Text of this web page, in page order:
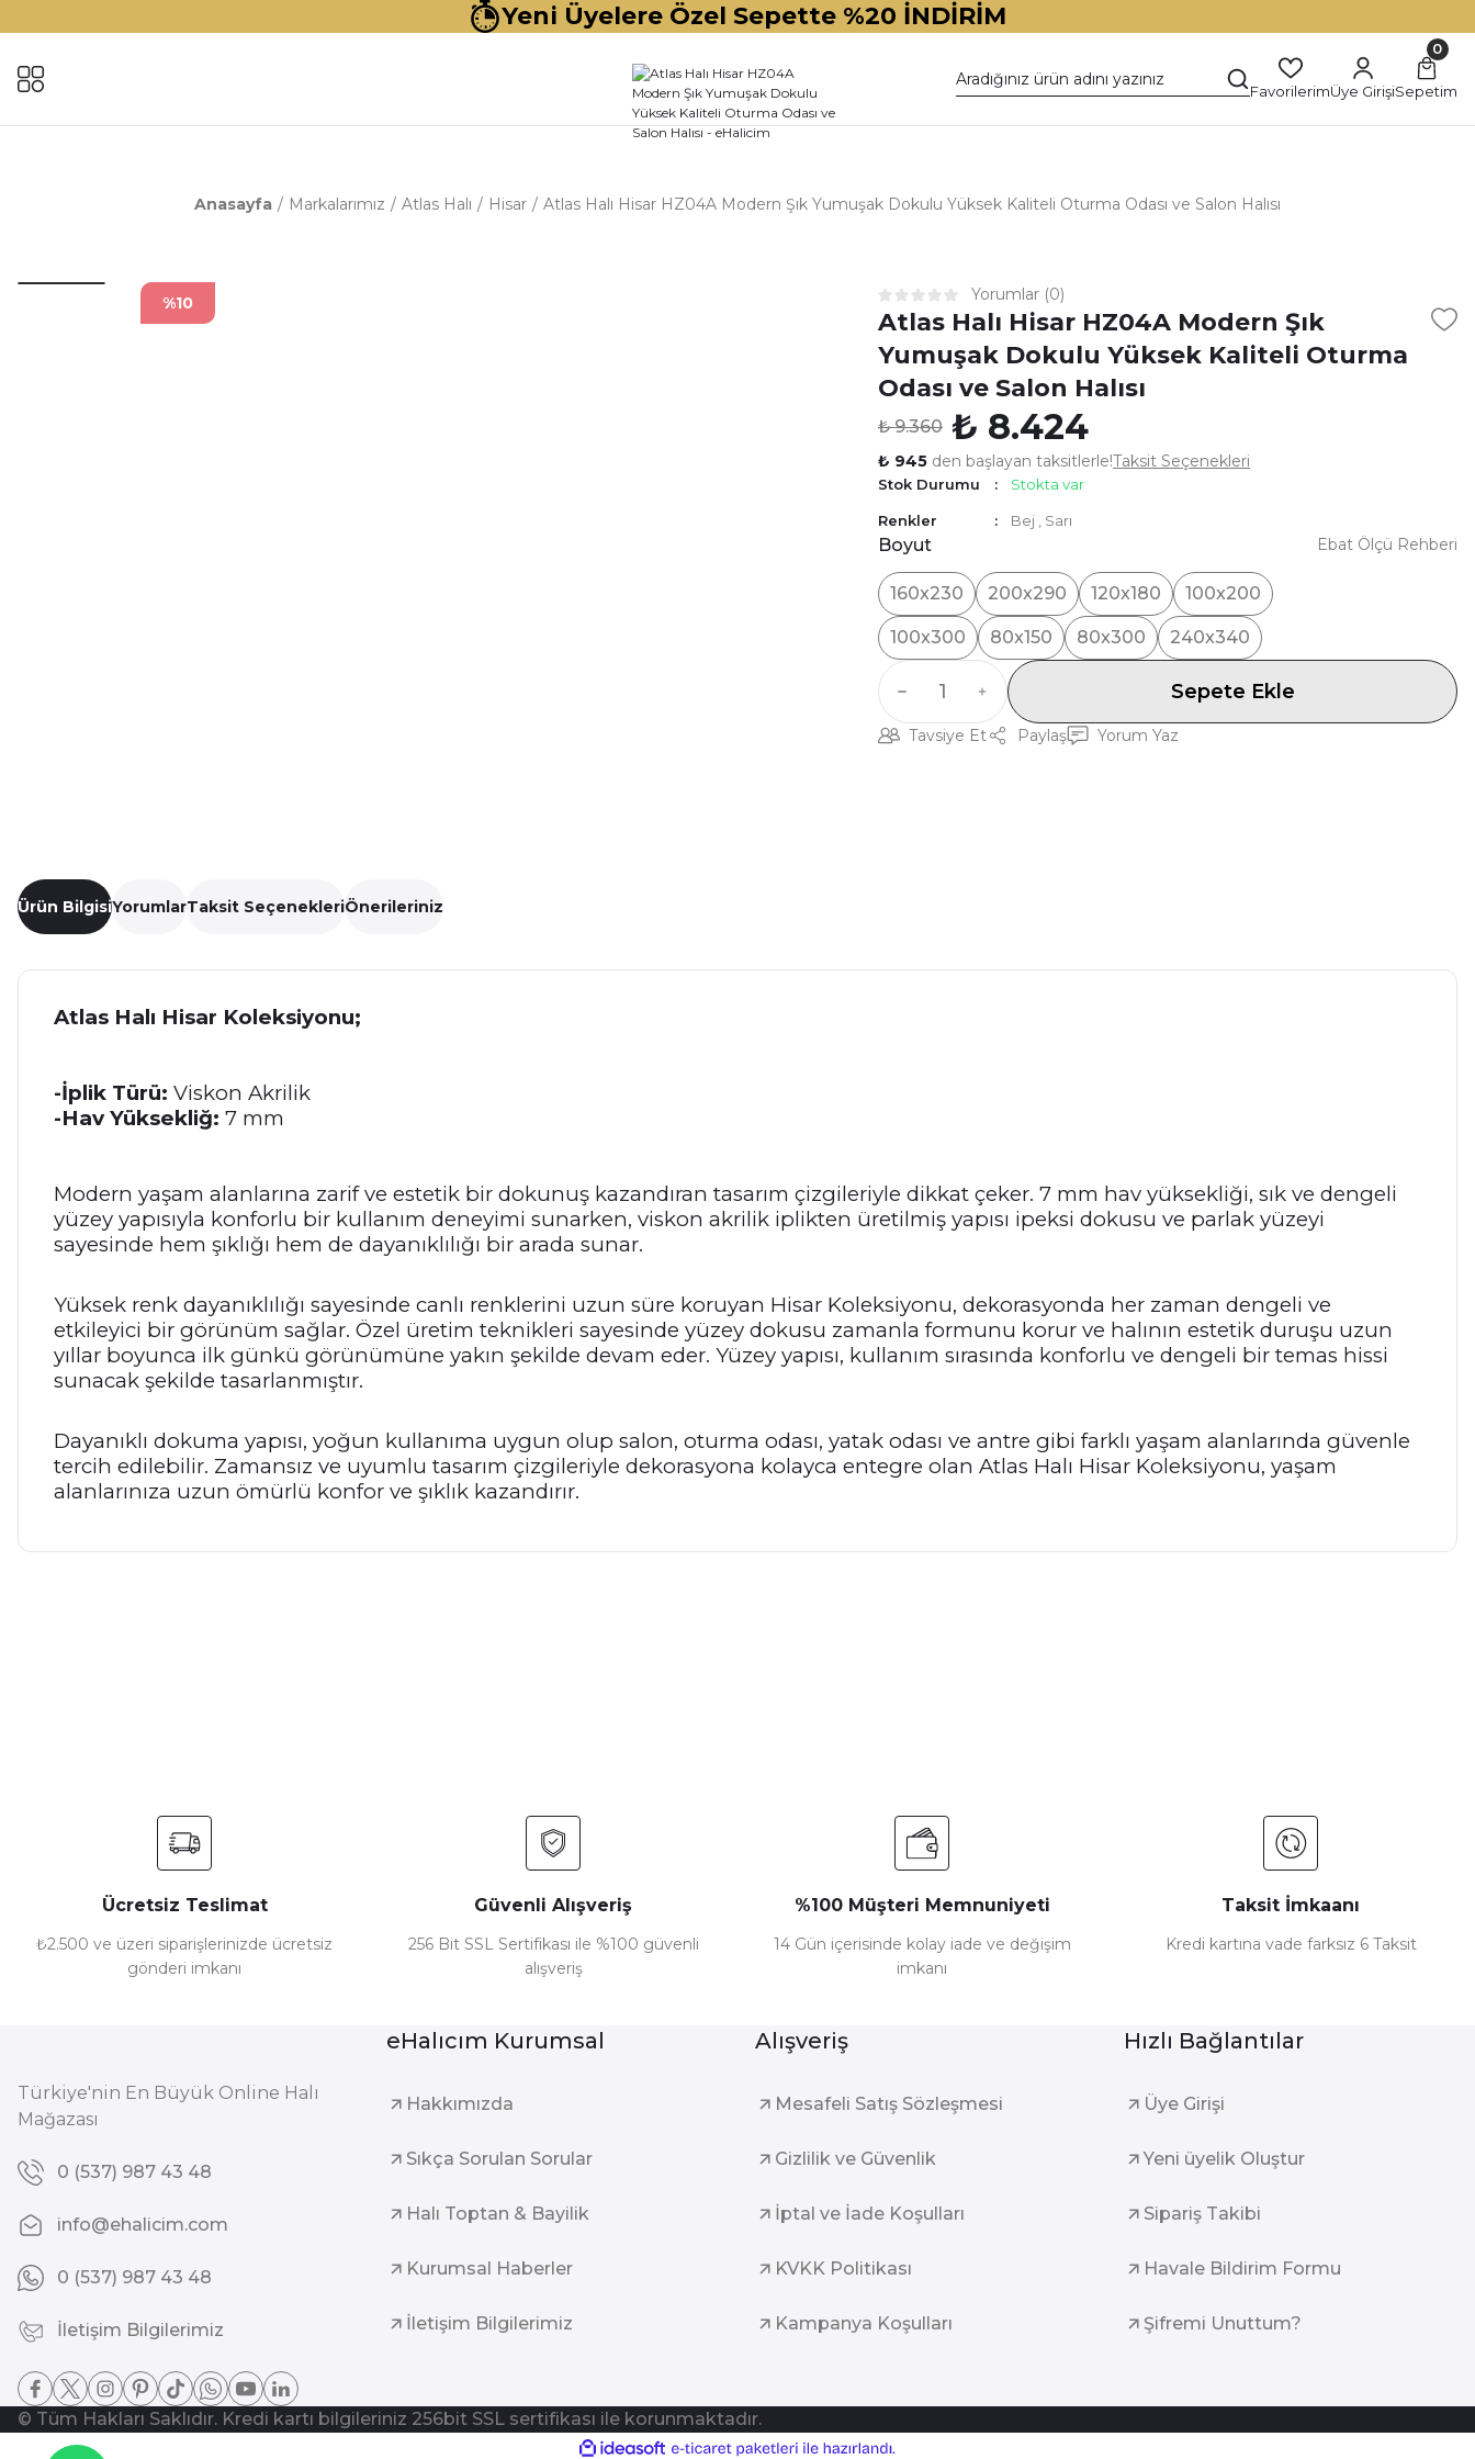
Yeni Üyelere Özel Sepette %20 İNDİRİM
FavorilerimÜye Girişi
0
Sepetim
Anasayfa Markalarımız Atlas Halı Hisar Atlas Halı Hisar HZ04A Modern Şık Yumuşak Dokulu Yüksek Kaliteli Oturma Odası ve Salon Halısı
%10 Yorumlar (0)
Atlas Halı Hisar HZ04A Modern Şık
Yumuşak Dokulu Yüksek Kaliteli Oturma
Odası ve Salon Halısı
₺ 9.360 ₺ 8.424
₺ 945 den başlayan taksitlerle!Taksit Seçenekleri
Stok Durumu Stokta var
Renkler Bej Sarı
Boyut
160x230 200x290 120x180 100x200
100x300 80x150 80x300 240x340
Ebat Ölçü Rehberi
Sepete Ekle
Tavsiye Et Paylaş Yorum Yaz
Ürün BilgisiYorumlarTaksit SeçenekleriÖnerileriniz
Atlas Halı Hisar Koleksiyonu;
-İplik Türü: Viskon Akrilik
-Hav Yüksekliğ: 7 mm
Modern yaşam alanlarına zarif ve estetik bir dokunuş kazandıran tasarım çizgileriyle dikkat çeker. 7 mm hav yüksekliği, sık ve dengeli
yüzey yapısıyla konforlu bir kullanım deneyimi sunarken, viskon akrilik iplikten üretilmiş yapısı ipeksi dokusu ve parlak yüzeyi
sayesinde hem şıklığı hem de dayanıklılığı bir arada sunar.
Yüksek renk dayanıklılığı sayesinde canlı renklerini uzun süre koruyan Hisar Koleksiyonu, dekorasyonda her zaman dengeli ve
etkileyici bir görünüm sağlar. Özel üretim teknikleri sayesinde yüzey dokusu zamanla formunu korur ve halının estetik duruşu uzun
yıllar boyunca ilk günkü görünümüne yakın şekilde devam eder. Yüzey yapısı, kullanım sırasında konforlu ve dengeli bir temas hissi
sunacak şekilde tasarlanmıştır.
Dayanıklı dokuma yapısı, yoğun kullanıma uygun olup salon, oturma odası, yatak odası ve antre gibi farklı yaşam alanlarında güvenle
tercih edilebilir. Zamansız ve uyumlu tasarım çizgileriyle dekorasyona kolayca entegre olan Atlas Halı Hisar Koleksiyonu, yaşam
alanlarınıza uzun ömürlü konfor ve şıklık kazandırır.
Bu ürüne benzer farklı alternatifler olmalı.
Ücretsiz Teslimat
₺2.500 ve üzeri siparişlerinizde ücretsiz
gönderi imkanı
Güvenli Alışveriş
256 Bit SSL Sertifikası ile %100 güvenli
alışveriş
%100 Müşteri Memnuniyeti
14 Gün içerisinde kolay iade ve değişim
imkanı
Taksit İmkaanı
Kredi kartına vade farksız 6 Taksit
Türkiye'nin En Büyük Online Halı
Mağazası
0 (537) 987 43 48
info@ehalicim.com
0 (537) 987 43 48
İletişim Bilgilerimiz
eHalıcım Kurumsal
Hakkımızda
Sıkça Sorulan Sorular
Halı Toptan & Bayilik
Kurumsal Haberler
İletişim Bilgilerimiz
Alışveriş
Mesafeli Satış Sözleşmesi
Gizlilik ve Güvenlik
İptal ve İade Koşulları
KVKK Politikası
Kampanya Koşulları
Hızlı Bağlantılar
Üye Girişi
Yeni üyelik Oluştur
Sipariş Takibi
Havale Bildirim Formu
Şifremi Unuttum?
© Tüm Hakları Saklıdır. Kredi kartı bilgileriniz 256bit SSL sertifikası ile korunmaktadır.
ideasoft e-